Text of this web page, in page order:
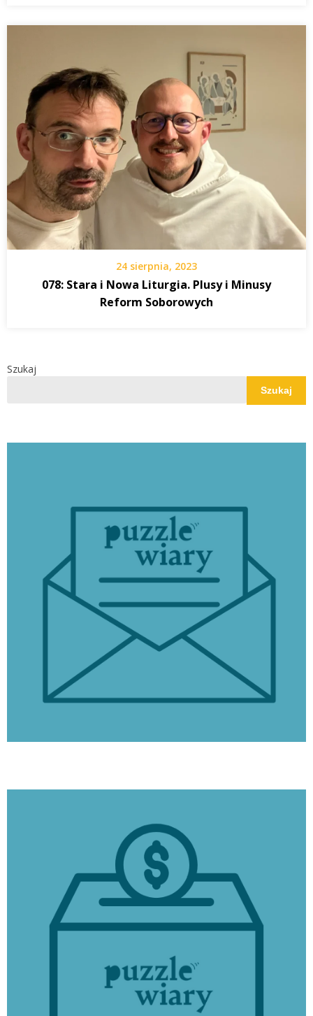
24 sierpnia, 2023
078: Stara i Nowa Liturgia. Plusy i Minusy
Reform Soborowych
Szukaj
Szukaj